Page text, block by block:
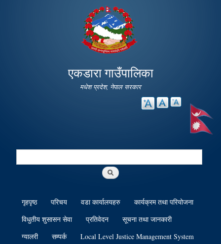
main
content
एकडारा गाउँपालिका
मधेश प्रदेश, नेपाल सरकार
Search
गृहपृष्ठ परिचय वडा कार्यालयहरु
कार्यक्रम तथा परियोजना
विधुतीय शुसासन सेवा
प्रतिवेदन
सूचना तथा जानकारी
ग्यालरी
सम्पर्क Local Level Justice Management System